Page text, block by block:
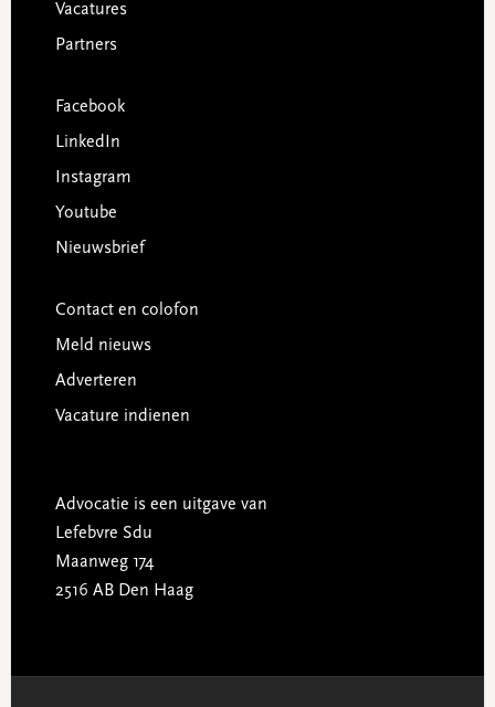
Vacatures
Partners
Facebook
LinkedIn
Instagram
Youtube
Nieuwsbrief
Contact en colofon
Meld nieuws
Adverteren
Vacature indienen
Advocatie is een uitgave van
Lefebvre Sdu
Maanweg 174
2516 AB Den Haag